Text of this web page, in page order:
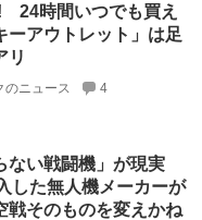
24時間いつでも買え
ーアウトレット」は足
リ
のニュース 4
ない戦闘機」が現実
した無人機メーカーが
戦そのものを変えかね